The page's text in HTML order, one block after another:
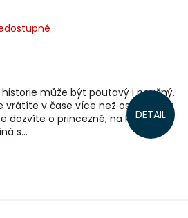
DETAIL
může být poutavý i poučný.
vrátíte v čase více než osm set let
dozvíte o princezně, na kterou se
s...